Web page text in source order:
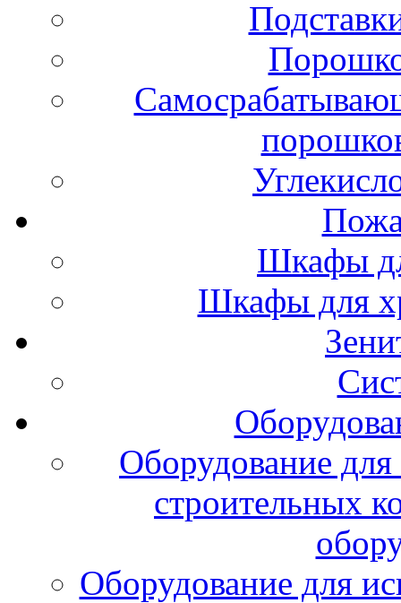
Шкафы
Шкафы для
Оборудование
строительных
Оборудование для